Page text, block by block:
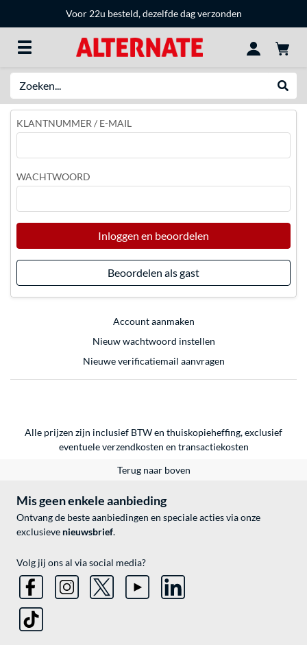
Voor 22u besteld, dezelfde dag verzonden
KLANTNUMMER / E-MAIL
WACHTWOORD
Inloggen en beoordelen
Beoordelen als gast
Account aanmaken
Nieuw wachtwoord instellen
Nieuwe verificatiemail aanvragen
Alle prijzen zijn inclusief BTW en thuiskopieheffing, exclusief
eventueleverzendkosten en transactiekosten
Terug naar boven
Mis geen enkele aanbieding
Ontvang de beste aanbiedingen en speciale acties via onze
exclusieve nieuwsbrief.
Volg jij ons al via social media?